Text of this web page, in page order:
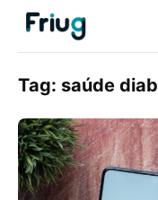
Tag: saúde